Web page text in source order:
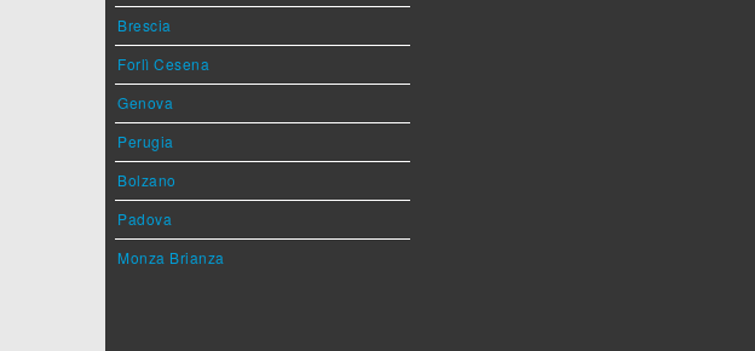
Brescia
Forlì Cesena
Genova
Perugia
Bolzano
Padova
Monza Brianza